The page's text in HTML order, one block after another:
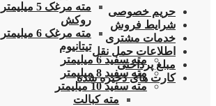
روکش
مته مرغک
تیتانیوم
مته سفید 6 میلیمتر
مته سفید 8 میلیمتر
مته سفید 10 میلیمتر
مته کبالت
حریم خصوصی
شرایط فروش
خدمات مشتری
اطلاعات حمل نقل
مبلغ پرداختی
کارت های ذخیره شده